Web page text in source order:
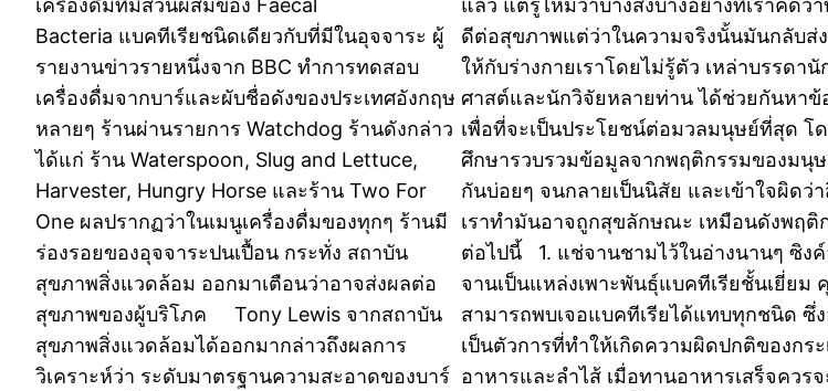
เครื่องดื่มที่มีส่วนผสมของ Faecal
Bacteria แบคทีเรียชนิดเดียวกับที่มีในอุจจาระ ผู้
รายงานข่าวรายหนึ่งจาก BBC ทำการทดสอบ
เครื่องดื่มจากบาร์และผับชื่อดังของประเทศอังกฤษ
หลายๆ ร้านผ่านรายการ Watchdog ร้านดังกล่าว
ได้แก่ ร้าน Waterspoon, Slug and Lettuce,
Harvester, Hungry Horse และร้าน Two For
One ผลปรากฏว่าในเมนูเครื่องดื่มของทุกๆ ร้านมี
ร่องรอยของอุจจาระปนเปื้อน กระทั่ง สถาบัน
สุขภาพสิ่งแวดล้อม ออกมาเตือนว่าอาจส่งผลต่อ
สุขภาพของผู้บริโภค Tony Lewis จากสถาบัน
สุขภาพสิ่งแวดล้อมได้ออกมากล่าวถึงผลการ
วิเคราะห์ว่า ระดับมาตรฐานความสะอาดของบาร์
แล้ว แต่รู้ไหมว่าบางสิ่งบางอย่างที่เราคิดว่
ดีต่อสุขภาพแต่ว่าในความจริงนั้นมันกลับส่
ให้กับร่างกายเราโดยไม่รู้ตัว เหล่าบรรดานั
ศาสต์และนักวิจัยหลายท่าน ได้ช่วยกันหาข้
เพื่อที่จะเป็นประโยชน์ต่อมวลมนุษย์ที่สุด โ
ศึกษารวบรวมข้อมูลจากพฤติกรรมของมนุ
กันบ่อยๆ จนกลายเป็นนิสัย และเข้าใจผิดว่
เราทำมันอาจถูกสุขลักษณะ เหมือนดังพฤติ
ต่อไปนี้ 1. แช่จานชามไว้ในอ่างนานๆ ซิงค์
จานเป็นแหล่งเพาะพันธุ์แบคทีเรียชั้นเยี่ยม
สามารถพบเจอแบคทีเรียได้แทบทุกชนิด ซึ่
เป็นตัวการที่ทำให้เกิดความผิดปกติของกระ
อาหารและลำไส้ เมื่อทานอาหารเสร็จควรจ